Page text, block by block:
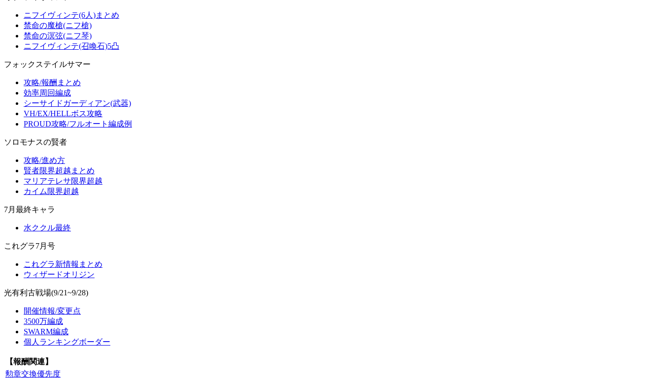
ニフイヴィンテ(6人)まとめ
禁命の魔槍(ニフ槍)
禁命の溟弦(ニフ琴)
ニフイヴィンテ(召喚石)5凸
フォックステイルサマー
攻略/報酬まとめ
効率周回編成
シーサイドガーディアン(武器)
VH/EX/HELLボス攻略
PROUD攻略/フルオート編成例
ソロモナスの賢者
攻略/進め方
賢者限界超越まとめ
マリアテレサ限界超越
カイム限界超越
7月最終キャラ
水ククル最終
これグラ7月号
これグラ新情報まとめ
ウィザードオリジン
光有利古戦場(9/21~9/28)
開催情報/変更点
3500万編成
SWARM編成
個人ランキングボーダー
【報酬関連】
勲章交換優先度